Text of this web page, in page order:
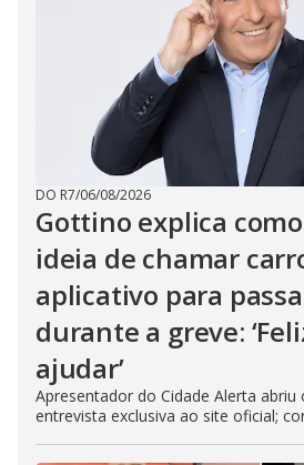
DO R7/06/08/2026
Gottino explica
ideia de chamar
aplicativo para
durante a greve:
ajudar’
Apresentador do Cidade Alerta abriu
entrevista exclusiva ao site oficial;